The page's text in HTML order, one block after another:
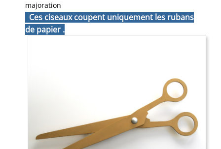
majoration
Ces ciseaux coupent uniquement les rubans
de papier .